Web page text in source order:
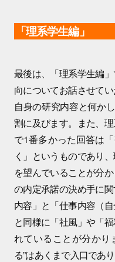
「理系学生編」
最後は、「理系学生編
向についてお話させて
自身の研究内容と何か
割に及びます。また、
で1番多かった回答は
く」というものであり
を望んでいることが分
の内定承諾の決め手に
内容」と「仕事内容（
と同様に「社風」や「
れていることが分かり
る”はあくまで入口であ